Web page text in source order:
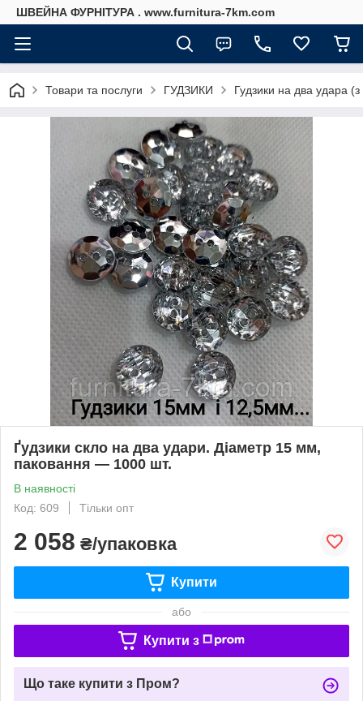
ШВЕЙНА ФУРНІТУРА . www.furnitura-7km.com
Товари та послуги ГУДЗИКИ Гудзики на два удара
Ґудзики скло на два удари. Діаметр 15 мм,
паковання — 1000 шт.
В наявності
Код: 609
Тільки опт
2 058 ₴/упаковка
Купити
або
Купити з
Що таке купити з Пром?